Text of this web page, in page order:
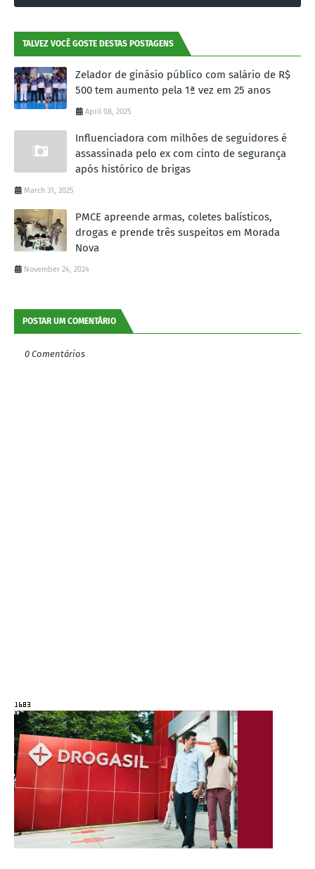
TALVEZ VOCÊ GOSTE DESTAS POSTAGENS
Zelador de ginásio público com salário de R$
500 tem aumento pela 1ª vez em 25 anos
April 08, 2025
Influenciadora com milhões de seguidores é
assassinada pelo ex com cinto de segurança
após histórico de brigas
March 31, 2025
PMCE apreende armas, coletes balísticos,
drogas e prende três suspeitos em Morada
Nova
November 24, 2024
POSTAR UM COMENTÁRIO
0 Comentários